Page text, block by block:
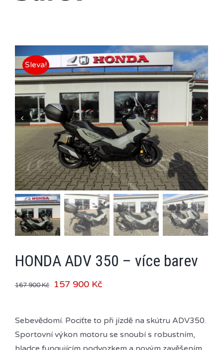
Sleva!
 
HONDA ADV 350 – více barev
167 900Kč 157 900 Kč
Sebevědomí. Pociťte to při jízdě na skútru ADV350.
Sportovní výkon motoru se snoubí s robustním,